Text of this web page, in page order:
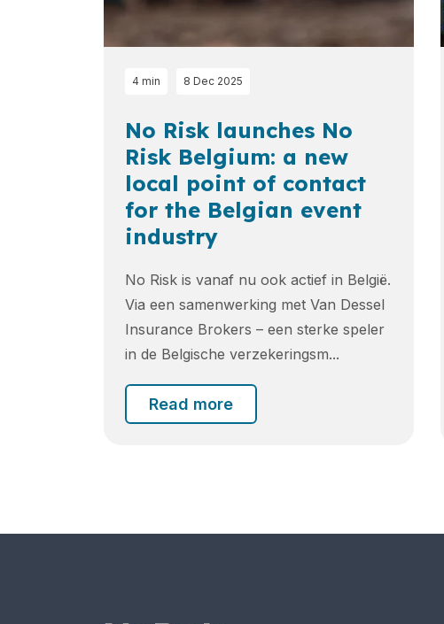
4 min 8 Dec 2025
No Risk launches No
Risk Belgium: a new
local point of contact
for the Belgian event
industry
No Risk is vanaf nu ook actief in België.
Via een samenwerking met Van Dessel
Insurance Brokers – een sterke speler
in de Belgische verzekeringsm...
Read more